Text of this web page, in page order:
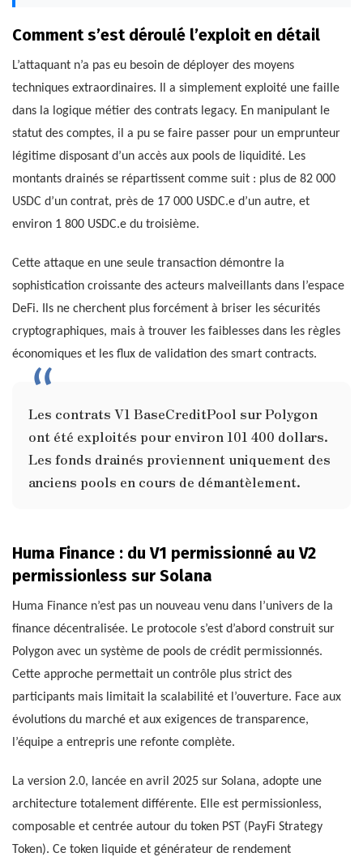
Comment s’est déroulé l’exploit en détail
L’attaquant n’a pas eu besoin de déployer des moyens
techniques extraordinaires. Il a simplement exploité une faille
dans la logique métier des contrats legacy. En manipulant le
statut des comptes, il a pu se faire passer pour un emprunteur
légitime disposant d’un accès aux pools de liquidité. Les
montants drainés se répartissent comme suit : plus de 82 000
USDC d’un contrat, près de 17 000 USDC.e d’un autre, et
environ 1 800 USDC.e du troisième.
Cette attaque en une seule transaction démontre la
sophistication croissante des acteurs malveillants dans l’espace
DeFi. Ils ne cherchent plus forcément à briser les sécurités
cryptographiques, mais à trouver les faiblesses dans les règles
économiques et les flux de validation des smart contracts.
Les contrats V1 BaseCreditPool sur Polygon
ont été exploités pour environ 101 400 dollars.
Les fonds drainés proviennent uniquement des
anciens pools en cours de démantèlement.
Huma Finance : du V1 permissionné au V2
permissionless sur Solana
Huma Finance n’est pas un nouveau venu dans l’univers de la
finance décentralisée. Le protocole s’est d’abord construit sur
Polygon avec un système de pools de crédit permissionnés.
Cette approche permettait un contrôle plus strict des
participants mais limitait la scalabilité et l’ouverture. Face aux
évolutions du marché et aux exigences de transparence,
l’équipe a entrepris une refonte complète.
La version 2.0, lancée en avril 2025 sur Solana, adopte une
architecture totalement différente. Elle est permissionless,
composable et centrée autour du token PST (PayFi Strategy
Token). Ce token liquide et générateur de rendement